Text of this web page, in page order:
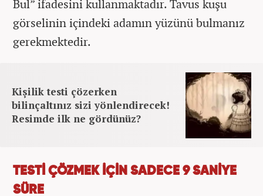
Bul” ifadesini kullanmaktadır. Tavus kuşu
görselinin içindeki adamın yüzünü bulmanız
gerekmektedir.
Kişilik testi çözerken
bilinçaltınız sizi yönlendirecek!
Resimde ilk ne gördünüz?
TESTİ ÇÖZMEK İÇİN SADECE 9 SANİYE
SÜRE